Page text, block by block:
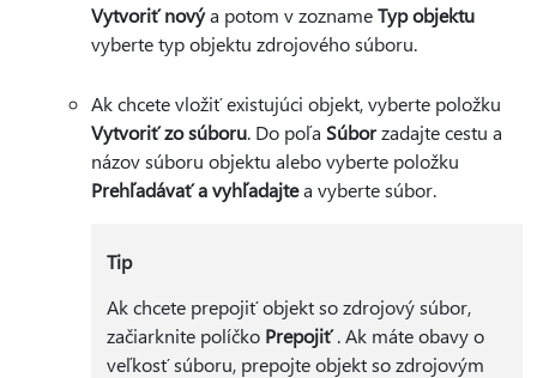
Vytvoriť novýa potom v zoznameTyp objektu
vyberte typ objektu zdrojového súboru.
Ak chcete vložiť existujúci objekt, vyberte položku
Vytvoriť zo súboru. Do poľa Súborzadajte cestu a
názov súboru objektu alebo vyberte položku
Prehľadávať a vyhľadajtea vyberte súbor.
Tip
Ak chcete prepojiť objekt so zdrojový súbor,
začiarknite políčko Prepojiť. Ak máte obavy o
veľkosť súboru, prepojte objekt so zdrojovým